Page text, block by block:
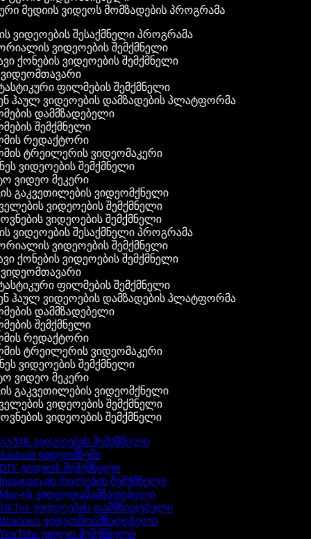
მედიის ვიდეოს მომზადების პროგრამა
ვიდეოების შესაქმნელი პროგრამა
ვიდეოების შემქმნელი
ქონების ვიდეოების შემქმნელი
ფილმების შემქმნელი
ჰაულ ვიდეოების დამზადების პლატფორმა
დამმზადებელი
შემქმნელი
რედაქტორი
ტრეილერის ვიდეომაკერი
ვიდეოების შემქმნელი
ვიდეო მეკერი
გაკვეთილების ვიდეომქნელი
ვიდეოების შემქმნელი
ვიდეოების შემქმნელი
ვიდეოების შესაქმნელი პროგრამა
ვიდეოების შემქმნელი
ქონების ვიდეოების შემქმნელი
ფილმების შემქმნელი
ჰაულ ვიდეოების დამზადების პლატფორმა
დამმზადებელი
შემქმნელი
რედაქტორი
ტრეილერის ვიდეომაკერი
ვიდეოების შემქმნელი
ვიდეო მეკერი
გაკვეთილების ვიდეომქნელი
ვიდეოების შემქმნელი
ვიდეოების შემქმნელი
ვიდეოების შემქმნელი
ვიდეომზემი
ვიდეოს შემქმნელი
ის რილების შემქმნელი
ის ვიდეოდამამზადებელი
ვიდეოების დამმზადებელი
ვიდეომოამზადებელი
ვიდეო შემქმნელი